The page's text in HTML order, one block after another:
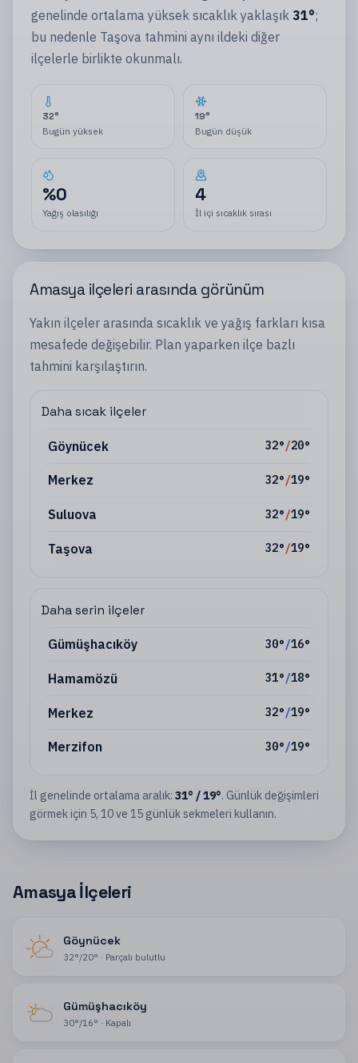
genelinde ortalama yüksek sıcaklık yaklaşık 31°;
bu nedenle Taşovatahmini aynı ildeki diğer
ilçelerle birlikte okunmalı.
32°
Bugün yüksek
19°
Bugün düşük
%0
Yağış olasılığı
4
İl içi sıcaklık sırası
Amasya ilçeleri arasında görünüm
Yakın ilçeler arasında sıcaklık ve yağış farkları kısa
mesafede değişebilir. Plan yaparken ilçe bazlı
tahmini karşılaştırın.
Daha sıcak ilçeler
Göynücek 32°/20°
Merkez 32°/19°
Suluova 32°/19°
Taşova 32°/19°
Daha serin ilçeler
Gümüşhacıköy 30°/16°
Hamamözü 31°/18°
Merkez 32°/19°
Merzifon 30°/19°
İl genelinde ortalama aralık: 31° /19°. Günlük değişimleri
görmek için 5, 10 ve 15 günlük sekmeleri kullanın.
Amasya İlçeleri
Göynücek
32°/20° · Parçalı bulutlu
Gümüşhacıköy
30°/16° · Kapalı